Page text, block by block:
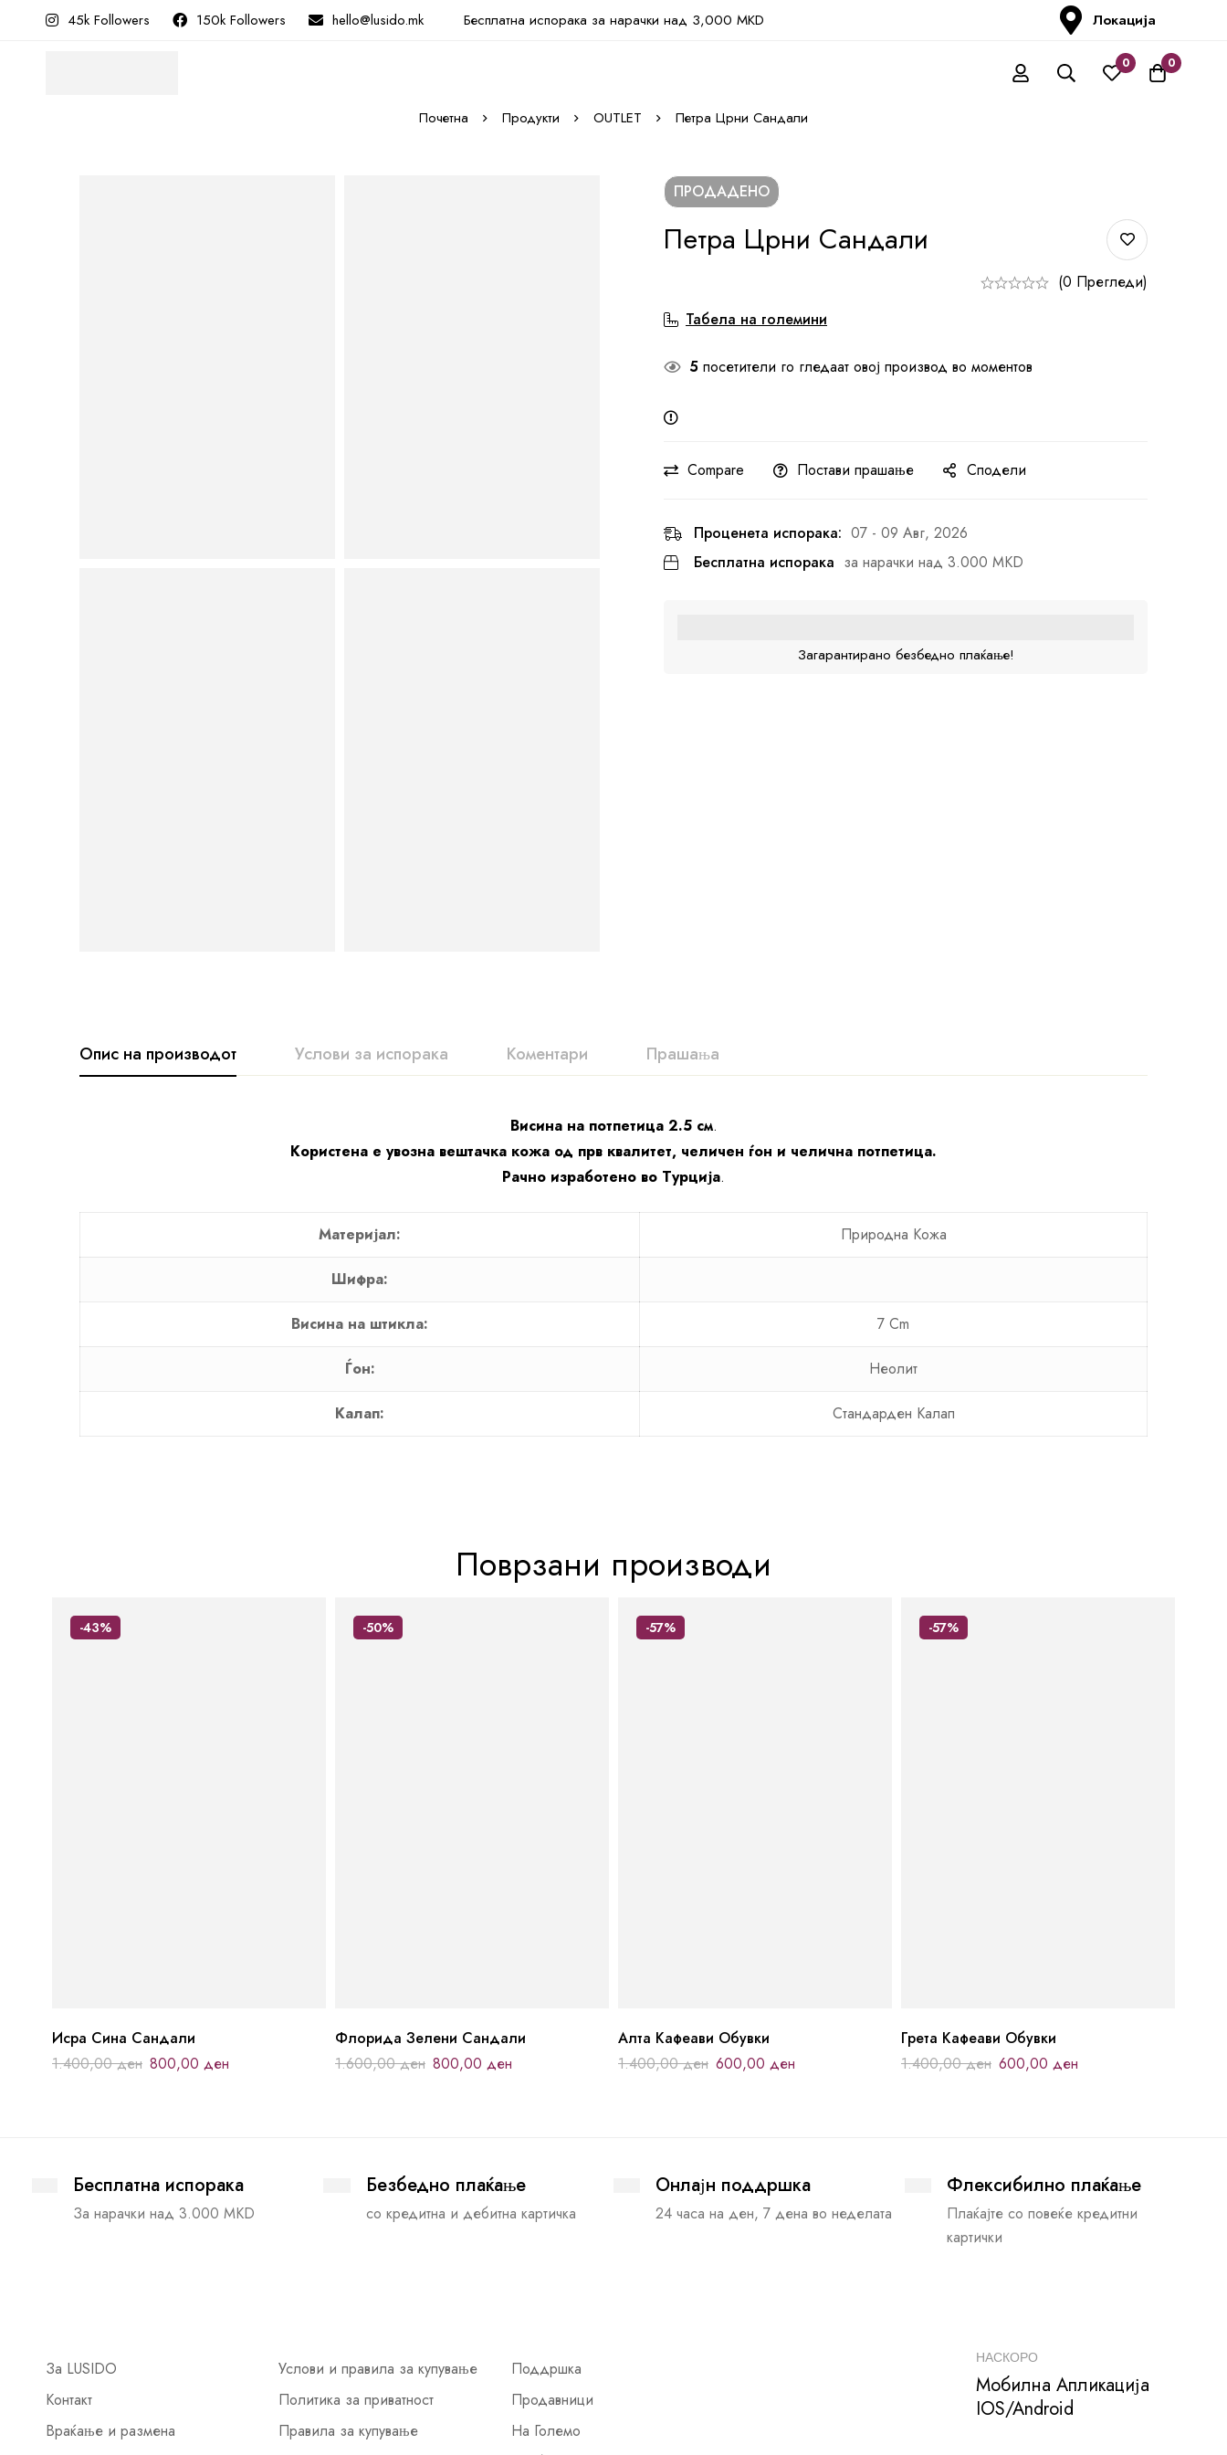
45k Followers 150k Followers hello@lusido.mk Бесплатна испорака за нарачки над 3,000 MKD Локација
0 0
Почетна Продукти OUTLET Петра Црни Сандали
ПРОДАДЕНО
Петра Црни Сандали
(0 Прегледи)
Табела на големини
5 посетители го гледаат овој производ во моментов
Compare Постави прашање Сподели
Проценета испорака: 07 - 09 Авг, 2026
Бесплатна испорака за нарачки над 3.000 MKD
Загарантирано безбедно плаќање!
Опис на производот Услови за испорака Коментари Прашања
Висина на потпетица 2.5 см.
Користена е увозна вештачка кожа од прв квалитет, челичен ѓон и челична потпетица.
Рачно изработено во Турција.
Материјал: Природна Кожа
Шифра:
Висина на штикла: 7 Cm
Ѓон: Неолит
Калап: Стандарден Калап
Поврзани производи
-43%
Исра Сина Сандали
1.400,00ден 800,00 ден
-50%
Флорида Зелени Сандали
1.600,00ден 800,00 ден
-57%
Алта Кафеави Обувки
1.400,00ден 600,00 ден
-57%
Грета Кафеави Обувки
1.400,00ден 600,00 ден
Бесплатна испорака
За нарачки над 3.000 MKD
Безбедно плаќање
со кредитна и дебитна картичка
Онлајн поддршка
24 часа на ден, 7 дена во неделата
Флексибилно плаќање
Плаќајте со повеќе кредитни
картички
За LUSIDO
Контакт
Враќање и размена
Услови и правила за купување
Политика за приватност
Правила за купување
Поддршка
Продавници
На Големо
НАСКОРО
Мобилна Апликација
IOS/Android